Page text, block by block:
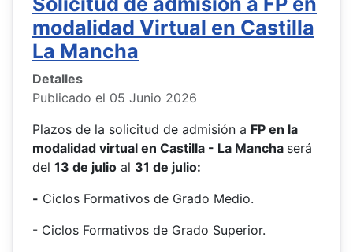
modalidad Virtual en Castilla
La Mancha
Detalles
Publicado el 05 Junio 2026
Plazos de la solicitud de admisión a FP en la
modalidad virtual en Castilla - La Mancha será
del 13 de julio al 31 de julio:
- Ciclos Formativos de Grado Medio.
- Ciclos Formativos de Grado Superior.